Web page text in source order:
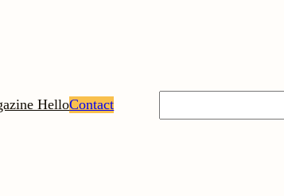
HelloContact